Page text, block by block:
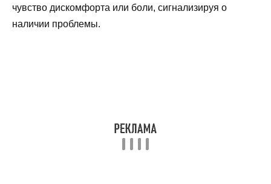
чувство дискомфорта или боли, сигнализируя о
наличии проблемы.